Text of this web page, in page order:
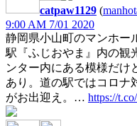
catpaw1129 (
9:00 AM 7/01 2020
静岡県小山町のマンホー
駅『ふじおやま』内の観
ンター内にある模様だけ
あり。道の駅ではコロナ
がお出迎え。… https://